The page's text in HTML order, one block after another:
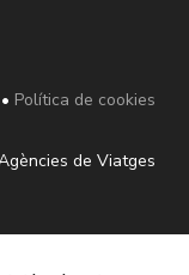
• Política de cookies
de Viatges